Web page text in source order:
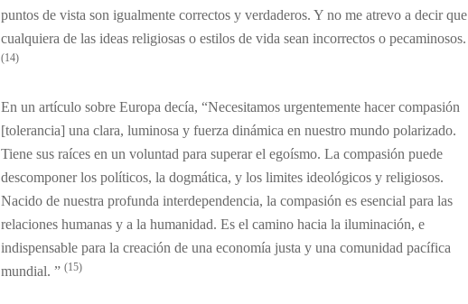
puntos de vista son igualmente correctos y verdaderos. Y no me atrevo a decir que
cualquiera de las ideas religiosas o estilos de vida sean incorrectos o pecaminosos.
(14)
En un artículo sobre Europa decía, “Necesitamos urgentemente hacer compasión
[tolerancia] una clara, luminosa y fuerza dinámica en nuestro mundo polarizado.
Tiene sus raíces en un voluntad para superar el egoísmo. La compasión puede
descomponer los políticos, la dogmática, y los limites ideológicos y religiosos.
Nacido de nuestra profunda interdependencia, la compasión es esencial para las
relaciones humanas y a la humanidad. Es el camino hacia la iluminación, e
indispensable para la creación de una economía justa y una comunidad pacífica
mundial. ” (15)